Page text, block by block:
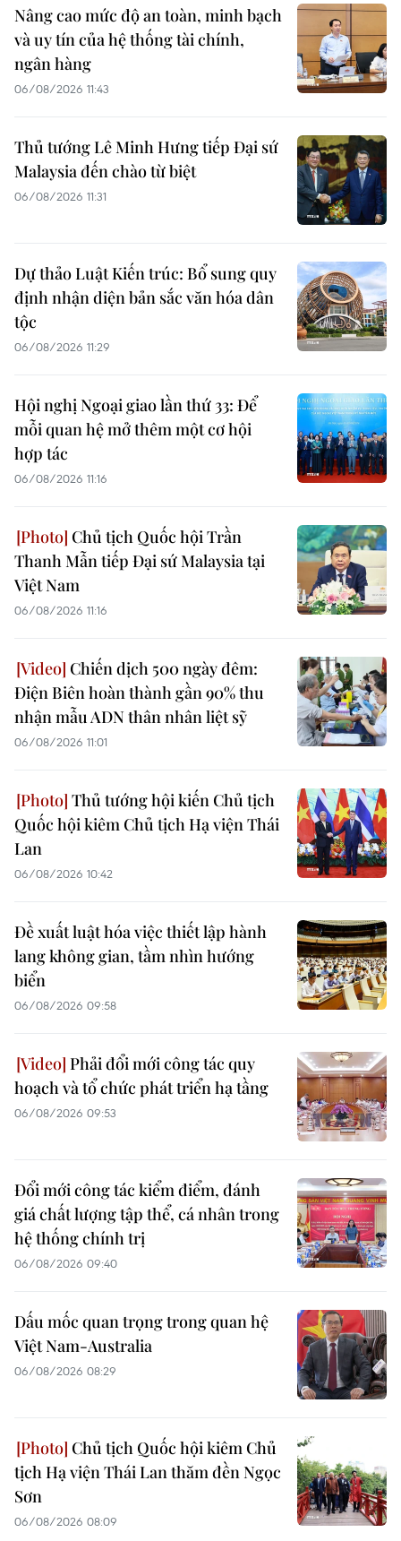
Nâng cao mức độ an toàn, minh bạch
và uy tín của hệ thống tài chính,
ngân hàng
06/08/2026 11:43
Thủ tướng Lê Minh Hưng tiếp Đại sứ
Malaysia đến chào từ biệt
06/08/2026 11:31
Dự thảo Luật Kiến trúc: Bổ sung quy
định nhận diện bản sắc văn hóa dân
tộc
06/08/2026 11:29
Hội nghị Ngoại giao lần thứ 33: Để
mỗi quan hệ mở thêm một cơ hội
hợp tác
06/08/2026 11:16
Chủ tịch Quốc hội Trần
Thanh Mẫn tiếp Đại sứ Malaysia tại
Việt Nam
06/08/2026 11:16
Chiến dịch 500 ngày đêm:
Điện Biên hoàn thành gần 90% thu
nhận mẫu ADN thân nhân liệt sỹ
06/08/2026 11:01
Thủ tướng hội kiến Chủ tịch
Quốc hội kiêm Chủ tịch Hạ viện Thái
Lan
06/08/2026 10:42
Đề xuất luật hóa việc thiết lập hành
lang không gian, tầm nhìn hướng
biển
06/08/2026 09:58
Phải đổi mới công tác quy
hoạch và tổ chức phát triển hạ tầng
06/08/2026 09:53
Đổi mới công tác kiểm điểm, đánh
giá chất lượng tập thể, cá nhân trong
hệ thống chính trị
06/08/2026 09:40
Dấu mốc quan trọng trong quan hệ
Việt Nam-Australia
06/08/2026 08:29
Chủ tịch Quốc hội kiêm Chủ
tịch Hạ viện Thái Lan thăm đền Ngọc
Sơn
06/08/2026 08:09